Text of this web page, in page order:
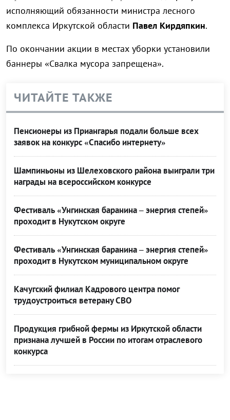
исполняющий обязанности министра лесного
комплекса Иркутской области Павел Кирдяпкин.
По окончании акции в местах уборки установили
баннеры «Свалка мусора запрещена».
ЧИТАЙТЕ ТАКЖЕ
Пенсионеры из Приангарья подали больше всех
заявок на конкурс «Спасибо интернету»
Шампиньоны из Шелеховского района выиграли три
награды на всероссийском конкурсе
Фестиваль «Унгинская баранина – энергия степей»
проходит в Нукутском округе
Фестиваль «Унгинская баранина – энергия степей»
проходит в Нукутском муниципальном округе
Качугский филиал Кадрового центра помог
трудоустроиться ветерану СВО
Продукция грибной фермы из Иркутской области
признана лучшей в России по итогам отраслевого
конкурса